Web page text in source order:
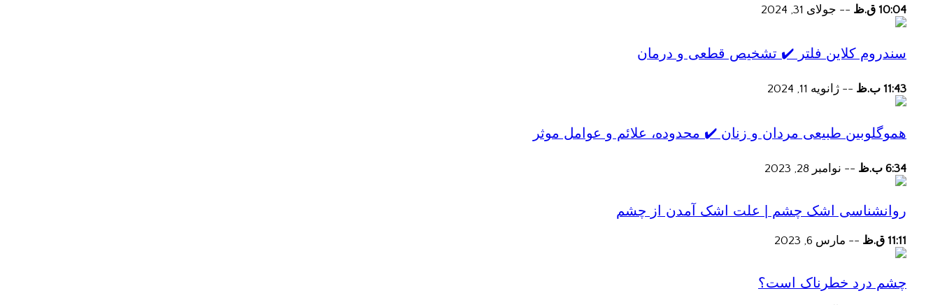
10:04 ق.ظ -- جولای 31, 2024
سندروم کلاین فلتر ✔️ تشخیص قطعی و درمان
11:43 ب.ظ -- ژانویه 11, 2024
هموگلوبین طبیعی مردان و زنان ✔️ محدوده، علائم و عوامل موثر
6:34 ب.ظ -- نوامبر 28, 2023
روانشناسی اشک چشم | علت اشک آمدن از چشم
11:11 ق.ظ -- مارس 6, 2023
چشم درد خطرناک است؟